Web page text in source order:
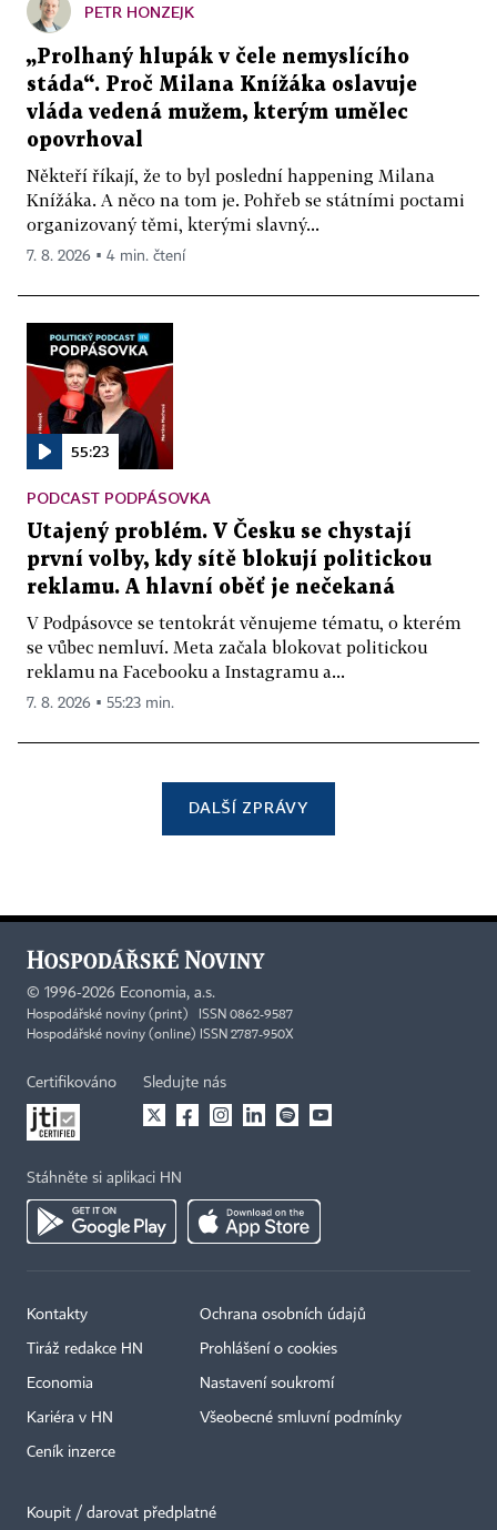
PETR HONZEJK
„Prolhaný hlupák v čele nemyslícího
stáda“. Proč Milana Knížáka oslavuje
vláda vedená mužem, kterým umělec
opovrhoval
Někteří říkají, že to byl poslední happening Milana
Knížáka. A něco na tom je. Pohřeb se státními poctami
organizovaný těmi, kterými slavný...
7. 8. 2026 ▪ 4 min. čtení
55:23
PODCAST PODPÁSOVKA
Utajený problém. V Česku se chystají
první volby, kdy sítě blokují politickou
reklamu. A hlavní oběť je nečekaná
V Podpásovce se tentokrát věnujeme tématu, o kterém
se vůbec nemluví. Meta začala blokovat politickou
reklamu na Facebooku a Instagramu a...
7. 8. 2026 ▪ 55:23 min.
DALŠÍ ZPRÁVY
© 1996-2026 Economia, a.s.
Hospodářské noviny (print) ISSN 0862-9587
Hospodářské noviny (online) ISSN 2787-950X
Certifikováno Sledujte nás
Stáhněte si aplikaci HN
Kontakty
Tiráž redakce HN
Economia
Kariéra v HN
Ceník inzerce
Ochrana osobních údajů
Prohlášení o cookies
Nastavení soukromí
Všeobecné smluvní podmínky
Koupit / darovat předplatné